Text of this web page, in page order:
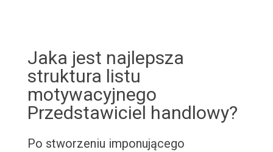
Jaka jest najlepsza
struktura listu
motywacyjnego
Przedstawiciel handlowy?
Po stworzeniu imponującego